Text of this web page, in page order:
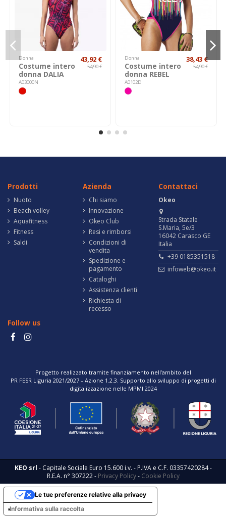
Donna
Costume intero
donna DALIA
A03000N
43,92 €
54,90 €
Donna
Costume intero
donna REBEL
A0102D
38,43 €
54,90 €
Prodotti
Nuoto
Beach volley
Aquafitness
Fitness
Saldi
Azienda
Chi siamo
Innovazione
Okeo Club
Resi e rimborsi
Condizioni di
vendita
Spedizione e
pagamento
Cataloghi
Assistenza clienti
Richiesta di
recesso
Contattaci
Okeo
Strada Statale
S.Maria, 5e/3
16042 Carasco GE
Italia
+39 0185351518
infoweb@okeo.it
Follow us
Progetto realizzato tramite finanziamento nell’ambito del
PR FESR Liguria 2021/2027 – Azione 1.2.3. Supporto allo sviluppo di progetti di
digitalizzazione nelle MPMI 2024
KEO srl - Capitale Sociale Euro 15.600 i.v. - P.IVA e C.F. 03357420284 -
R.E.A. n° 307222 - Privacy Policy- Cookie Policy
Informativa sulla raccolta
Le tue preferenze relative alla privacy